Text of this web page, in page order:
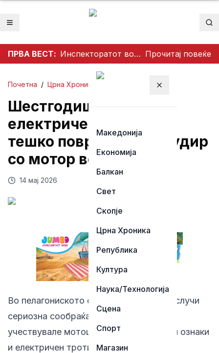
Отвори мени
ПРВА ВЕСТ: Инспекторатот во акција: Се ослободуваат тротоарите во Тетово Прочитај повеќе
Затвори мени
Македонија
Економија
Балкан
Свет
Скопје
Црна Хроника
Република
Култура
Наука/Технологија
Сцена
Спорт
Магазин
Почетна / Црна Хроника
Шестгодишно дете со
електричен тротинет
тешко повредено во судир
со мотор во Битолско
14 мај 2026
Во пелагониското село Добрушево се случи
сериозна сообраќајна незгода во која
учествувале мотоцикл без регистарски ознаки
и електричен тротинет управуван од